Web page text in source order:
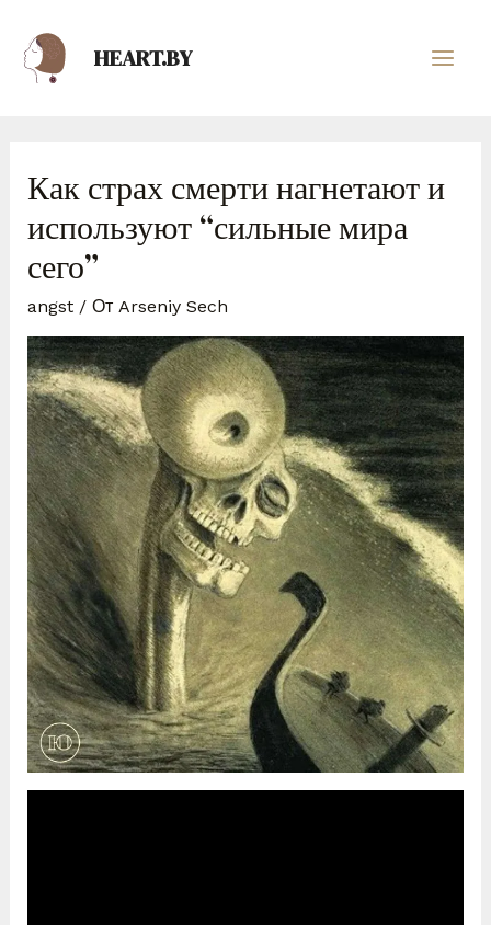
HEART.BY
Как страх смерти нагнетают и
используют “сильные мира
сего”
angst/ От Arseniy Sech